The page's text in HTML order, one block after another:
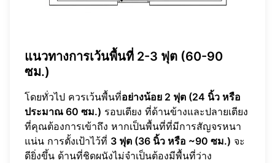
แนวทางการเว้นพื้นที่ 2-3 ฟุต (60-90
ซม.)
โดยทั่วไป ควรเว้นพื้นที่อย่างน้อย 2 ฟุต (24 นิ้ว หรือ
ประมาณ 60 ซม.) รอบเตียง ที่ด้านข้างและปลายเตียง
ที่คุณต้องการเข้าถึง หากเป็นพื้นที่ที่มีการสัญจรหนา
แน่น การตั้งเป้าไว้ที่ 3 ฟุต (36 นิ้ว หรือ ~90 ซม.) จะ
ดียิ่งขึ้น ด้านที่ชิดผนังไม่จำเป็นต้องมีพื้นที่ว่าง